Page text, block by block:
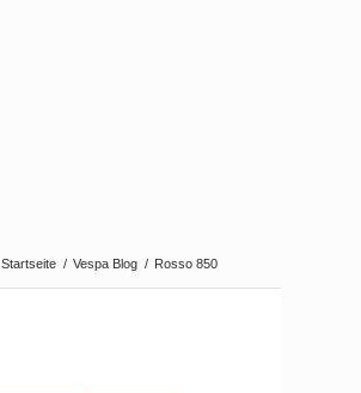
Startseite / Vespa Blog / Rosso 850